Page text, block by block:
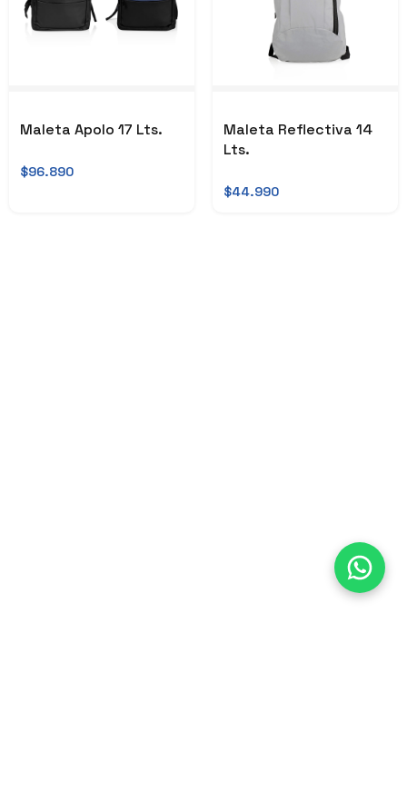
Maleta Apolo 17 Lts.
$96.890
Maleta Reflectiva 14
Lts.
$44.990